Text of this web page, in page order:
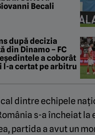
Becali
după decizia
din Dinamo – FC
a coborât
l-a certat pe arbitru
dintre echipele
s-a încheiat la
partida a avut un